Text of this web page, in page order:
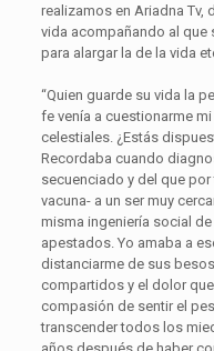
realizamos en Ariadna Tv,
vida acompañando al que
para alargar la de la vida
“Quien guarde su vida la
fe venía a cuestionarme
celestiales. ¿Estás
Recordaba cuando
secuenciado y del que
vacuna- a un ser muy
misma ingeniería social
apestados. Yo amaba a
distanciarme de sus
compartidos y el dolor
compasión de sentir el
transcender todos los